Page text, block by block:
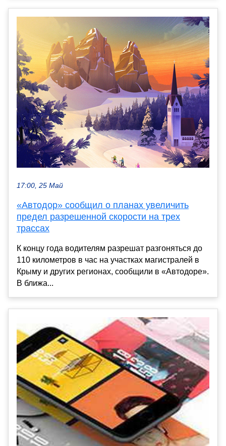
17:00, 25 Май
«Автодор» сообщил о планах увеличить
предел разрешенной скорости на трех
трассах
К концу года водителям разрешат разгоняться до
110 километров в час на участках магистралей в
Крыму и других регионах, сообщили в «Автодоре».
В ближа...